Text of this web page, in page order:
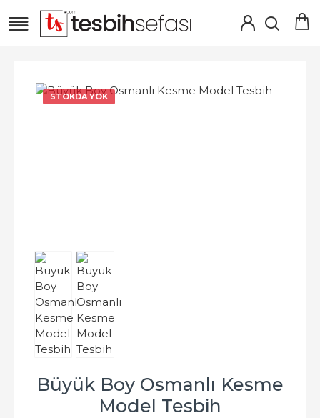
STOKDA YOK
Büyük Boy Osmanlı Kesme
Model Tesbih